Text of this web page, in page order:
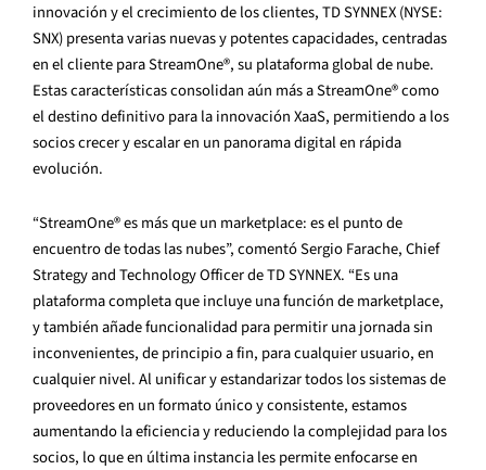
innovación y el crecimiento de los clientes, TD SYNNEX (NYSE:
SNX) presenta varias nuevas y potentes capacidades, centradas
en el cliente para StreamOne®, su plataforma global de nube.
Estas características consolidan aún más a StreamOne® como
el destino definitivo para la innovación XaaS, permitiendo a los
socios crecer y escalar en un panorama digital en rápida
evolución.
“StreamOne® es más que un marketplace: es el punto de
encuentro de todas las nubes”, comentó Sergio Farache, Chief
Strategy and Technology Officer de TD SYNNEX. “Es una
plataforma completa que incluye una función de marketplace,
y también añade funcionalidad para permitir una jornada sin
inconvenientes, de principio a fin, para cualquier usuario, en
cualquier nivel. Al unificar y estandarizar todos los sistemas de
proveedores en un formato único y consistente, estamos
aumentando la eficiencia y reduciendo la complejidad para los
socios, lo que en última instancia les permite enfocarse en